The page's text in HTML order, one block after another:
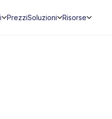
PrezziSoluzioni Risorse